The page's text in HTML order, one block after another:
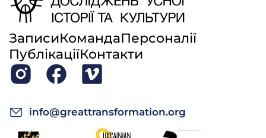
ЗаписиКомандаПерсоналії
ПублікаціїКонтакти
info@greattransformation.org